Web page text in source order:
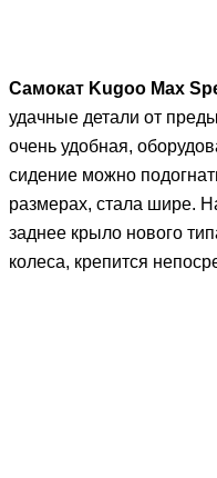
Самокат Kugoo Max
удачные детали от
очень удобная,
сидение можно
размерах, стала шире.
заднее крыло нового
колеса, крепится